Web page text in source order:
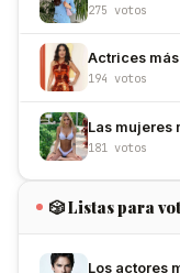
275 votos
Actrices
194 votos
Las mujeres
181 votos
🎲 Listas para
Los actores